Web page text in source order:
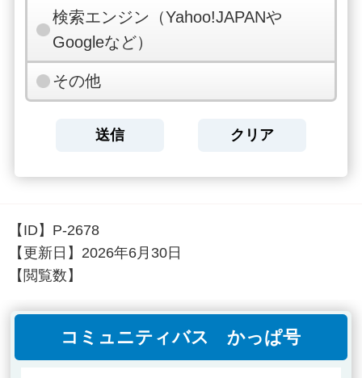
検索エンジン（Yahoo!JAPANや
Googleなど）
その他
【ID】 P-2678
【更新日】 2026年6月30日
【閲覧数】
コミュニティバス かっぱ号